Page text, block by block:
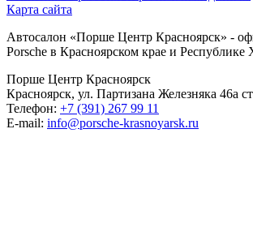
Карта сайта
Автосалон «Порше Центр Красноярск» -
Porsche в Красноярском крае и Республике
Порше Центр Красноярск
Красноярск, ул. Партизана Железняка 46а
Телефон: +7 (391) 267 99 11
E-mail: info@porsche-krasnoyarsk.ru